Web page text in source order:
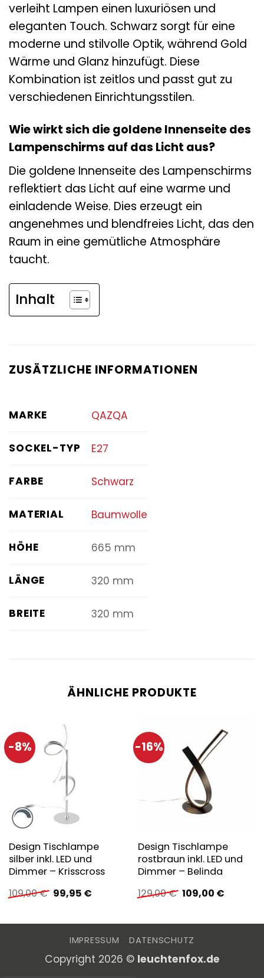
verleiht Lampen einen luxuriösen und
eleganten Touch. Schwarz sorgt für eine
moderne und stilvolle Optik, während Gold
Wärme und Glanz hinzufügt. Diese
Kombination ist zeitlos und passt gut zu
verschiedenen Einrichtungsstilen.
Wie wirkt sich die goldene Innenseite des
Lampenschirms auf das Licht aus?
Die goldene Innenseite des Lampenschirms
reflektiert das Licht auf eine warme und
einladende Weise. Dies erzeugt ein
angenehmes und blendfreies Licht, das den
Raum in eine gemütliche Atmosphäre
taucht.
Inhalt
ZUSÄTZLICHE INFORMATIONEN
MARKE QAZQA
SOCKEL-TYP E27
FARBE Schwarz
MATERIAL Baumwolle
HÖHE 665 mm
LÄNGE 320 mm
BREITE 320 mm
ÄHNLICHE PRODUKTE
-8%
Design Tischlampe
silber inkl. LED und
Dimmer – Krisscross
109,00€ Ursprünglicher
Preis
109,00 €
99,95 €Aktueller
99,95 €.
-16%
Design Tischlampe
rostbraun inkl. LED und
Dimmer – Belinda
129,00€ Ursprünglicher
Preis
129,00 €
109,00 €
109,00 €.
IMPRESSUM DATENSCHUTZ
Copyright 2026 © leuchtenfox.de